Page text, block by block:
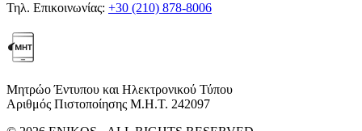
Τηλ. Επικοινωνίας: +30 (210) 878-8006
Μητρώο Έντυπου και Ηλεκτρονικού Τύπου
Αριθμός Πιστοποίησης Μ.Η.Τ. 242097